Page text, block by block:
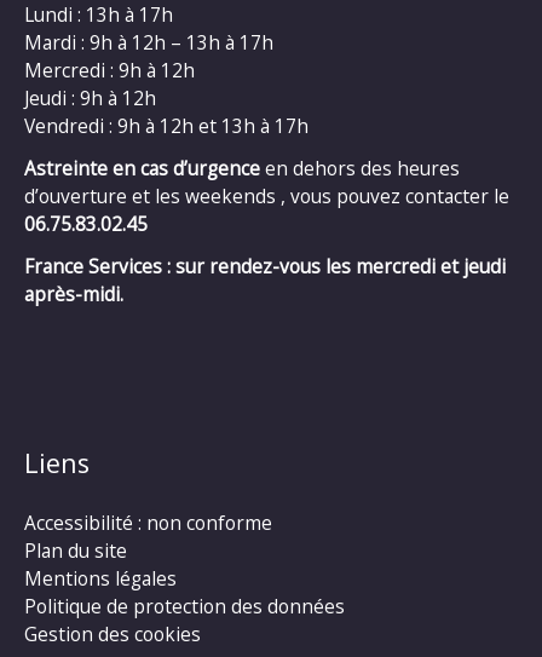
Lundi : 13h à 17h
Mardi : 9h à 12h – 13h à 17h
Mercredi : 9h à 12h
Jeudi : 9h à 12h
Vendredi : 9h à 12h et 13h à 17h
Astreinte en cas d’urgenceen dehors des heures
d’ouverture et les weekends , vous pouvez contacter le
06.75.83.02.45
France Services : sur rendez-vous les mercredi et jeudi
après-midi.
Liens
Accessibilité : non conforme
Plan du site
Mentions légales
Politique de protection des données
Gestion des cookies